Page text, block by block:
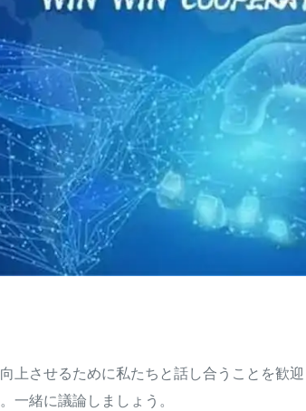
上させるために私たちと話し合うことを歓
一緒に議論しましょう。